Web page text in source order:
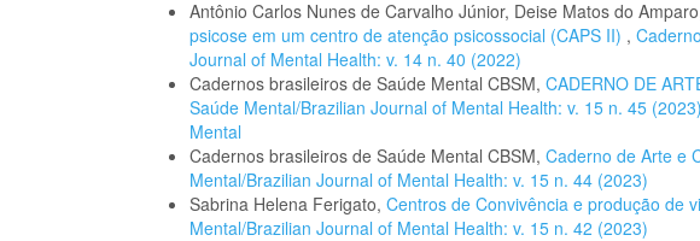
Antônio Carlos Nunes de Carvalho Júnior, Deise Matos do
psicose em um centro de atenção psicossocial (CAPS II) ,
Journal of Mental Health: v. 14 n. 40 (2022)
Cadernos brasileiros de Saúde Mental CBSM, CADERNO DE
Saúde Mental/Brazilian Journal of Mental Health: v. 15 n. 45
Mental
Cadernos brasileiros de Saúde Mental CBSM, Caderno de Arte e
Mental/Brazilian Journal of Mental Health: v. 15 n. 44 (2023)
Sabrina Helena Ferigato, Centros de Convivência e produção de
Mental/Brazilian Journal of Mental Health: v. 15 n. 42 (2023)